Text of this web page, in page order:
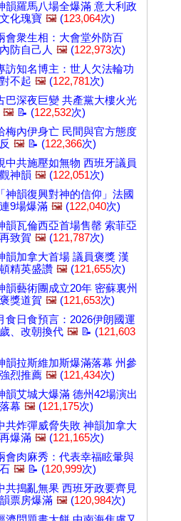
韻羅馬八場全爆滿 意大利政
化瑰寶 🖼️ (123,064次)
會衆生相：大會堂外防百
防自己人 🖼️ (122,973次)
訪知名博主：世人欠法輪功
不起 🖼️ (122,781次)
巴深夜巨變 共產黨大樓火光
🖼️ 📝 (122,532次)
梅內伊身亡 民間與官方態度
🖼️ 📝 (122,366次)
中共施壓如無物 西班牙議員
神韻 🖼️ (122,051次)
神韻復興對神的信仰」法國
9場爆滿 🖼️ (122,040次)
韻瓦倫西亞首場售罄 索菲亞
致賀 🖼️ (121,787次)
韻加拿大首場 議員褒獎 漢
精英盛讚 🖼️ (121,655次)
韻藝術團成立20年 密蘇裏州
獎道賀 🖼️ (121,653次)
食日食預言：2026伊朗國運
、改朝換代 🖼️ 📝 (121,603
韻拉斯維加斯爆滿落幕 州參
烈推薦 🖼️ (121,434次)
韻艾城大爆滿 德州42場演出
幕 🖼️ (121,175次)
共炸彈威脅失敗 神韻加拿大
爆滿 🖼️ (121,165次)
會肉麻秀：代表幸福眩暈與
🖼️ 📝 (120,999次)
共搗亂無果 西班牙政要齊見
票房爆滿 🖼️ (120,984次)